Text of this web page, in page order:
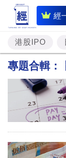
經即
港股IPO
專題合輯：